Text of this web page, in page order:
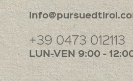
+39 0473 012113
LUN-VEN 9:00 -